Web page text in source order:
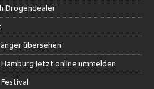
Drogendealer
übersehen
jetzt online ummelden